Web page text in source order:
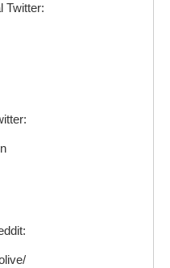
Twitter: